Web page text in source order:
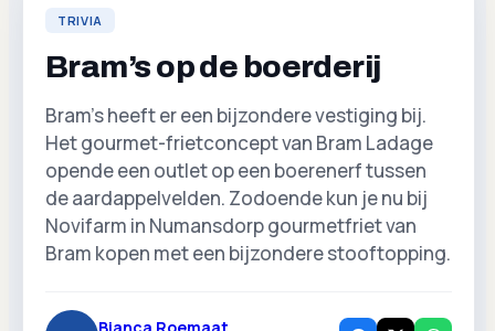
TRIVIA
Bram’s op de boerderij
Bram’s heeft er een bijzondere vestiging bij.
Het gourmet-frietconcept van Bram Ladage
opende een outlet op een boerenerf tussen
de aardappelvelden. Zodoende kun je nu bij
Novifarm in Numansdorp gourmetfriet van
Bram kopen met een bijzondere stooftopping.
Bianca Roemaat